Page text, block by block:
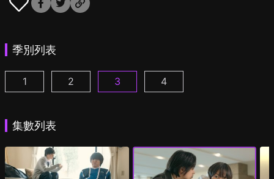
季別列表
絕對會變成BL的世界VS絕不想變成BL的男人 第1集
1 絕對會變成BL的世界VS絕不想變成BL的男人
2 絕對會變成BL的世界VS絕不想變
3 絕對會變成BL的世界VS
4
集數列表